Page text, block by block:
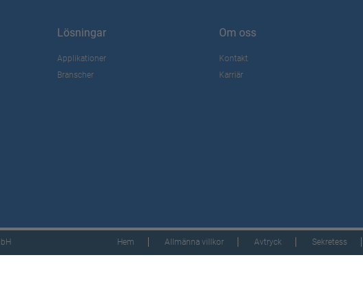
Lösningar
Applikationer
Branscher
Om oss
Kontakt
Karriär
Hem Allmänna villkor Avtryck Sekretess